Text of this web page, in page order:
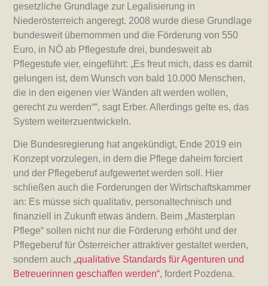
gesetzliche Grundlage zur Legalisierung in
Niederösterreich angeregt. 2008 wurde diese Grundlage
bundesweit übernommen und die Förderung von 550
Euro, in NÖ ab Pflegestufe drei, bundesweit ab
Pflegestufe vier, eingeführt: „Es freut mich, dass es damit
gelungen ist, dem Wunsch von bald 10.000 Menschen,
die in den eigenen vier Wänden alt werden wollen,
gerecht zu werden““, sagt Erber. Allerdings gelte es, das
System weiterzuentwickeln.
Die Bundesregierung hat angekündigt, Ende 2019 ein
Konzept vorzulegen, in dem die Pflege daheim forciert
und der Pflegeberuf aufgewertet werden soll. Hier
schließen auch die Forderungen der Wirtschaftskammer
an: Es müsse sich qualitativ, personaltechnisch und
finanziell in Zukunft etwas ändern. Beim „Masterplan
Pflege“ sollen nicht nur die Förderung erhöht und der
Pflegeberuf für Österreicher attraktiver gestaltet werden,
sondern auch„qualitative Standards für Agenturen und
Betreuerinnen geschaffen werden“, fordert Pozdena.